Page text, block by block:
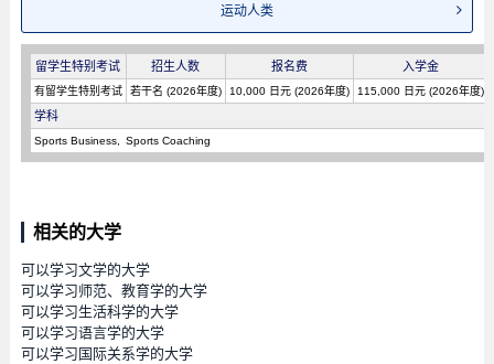
运动人类
留学生特别考试 招生人数 报名费 入学金
有留学生特别考试 若干名 (2026年度) 10,000 日元 (2026年度) 115,000 日元 (2026年度)
学科
Sports Business Sports Coaching
相关的大学
可以学习文学的大学
可以学习师范、教育学的大学
可以学习生活科学的大学
可以学习语言学的大学
可以学习国际关系学的大学